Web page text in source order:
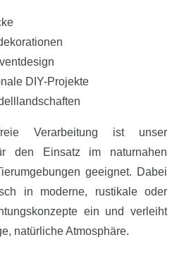
DIY-Projekte
Verarbeitung ist unser
den Einsatz im naturnahen
geeignet. Dabei
in moderne, rustikale oder
ein und verleiht
natürliche Atmosphäre.